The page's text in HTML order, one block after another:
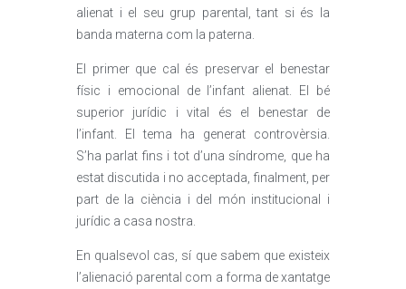
alienat i el seu grup parental, tant si és la
banda materna com la paterna.
El primer que cal és preservar el benestar
físic i emocional de l’infant alienat. El bé
superior jurídic i vital és el benestar de
l’infant. El tema ha generat controvèrsia.
S’ha parlat fins i tot d’una síndrome, que ha
estat discutida i no acceptada, finalment, per
part de la ciència i del món institucional i
jurídic a casa nostra.
En qualsevol cas, sí que sabem que existeix
l’alienació parental com a forma de xantatge